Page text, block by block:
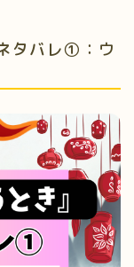
タバレ①：ウ